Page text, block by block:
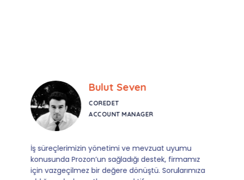
Bulut Seven
COREDET
ACCOUNT MANAGER
İş süreçlerimizin yönetimi ve mevzuat uyumu
konusunda Prozon’un sağladığı destek, firmamız
için vazgeçilmez bir değere dönüştü. Sorularımıza